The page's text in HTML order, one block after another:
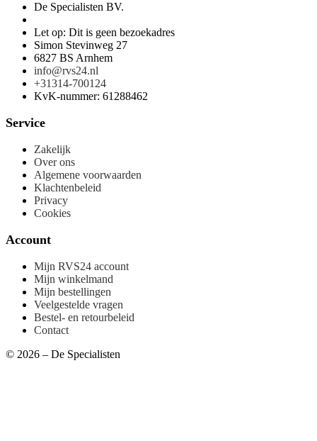
De Specialisten BV.
Let op: Dit is geen bezoekadres
Simon Stevinweg 27
6827 BS Arnhem
info@rvs24.nl
+31314-700124
KvK-nummer: 61288462
Service
Zakelijk
Over ons
Algemene voorwaarden
Klachtenbeleid
Privacy
Cookies
Account
Mijn RVS24 account
Mijn winkelmand
Mijn bestellingen
Veelgestelde vragen
Bestel- en retourbeleid
Contact
© 2026 – De Specialisten